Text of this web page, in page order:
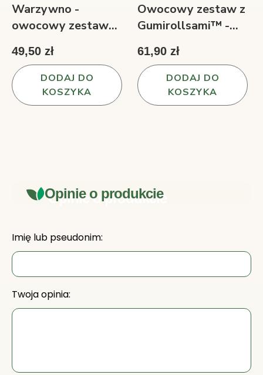
Warzywno -
owocowy zestaw
rollsy™ 3 smaki 150
g
49,50 zł
DODAJ DO
KOSZYKA
Owocowy zestaw z
Gumirollsami™ -
jogurtowe gumy
180 g
61,90 zł
DODAJ DO
KOSZYKA
Opinie o produkcie
Imię lub pseudonim:
Twoja opinia: